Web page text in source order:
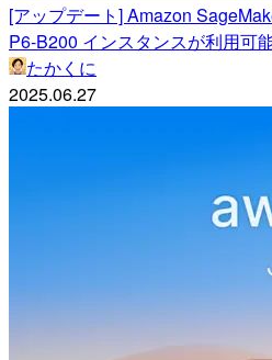
[アップデート] Amazon
P6-B200 インスタンスが利用可
たかくに
2025.06.27